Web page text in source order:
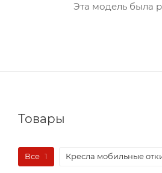
Эта модель была
Товары
Все 1 Кресла мобильные